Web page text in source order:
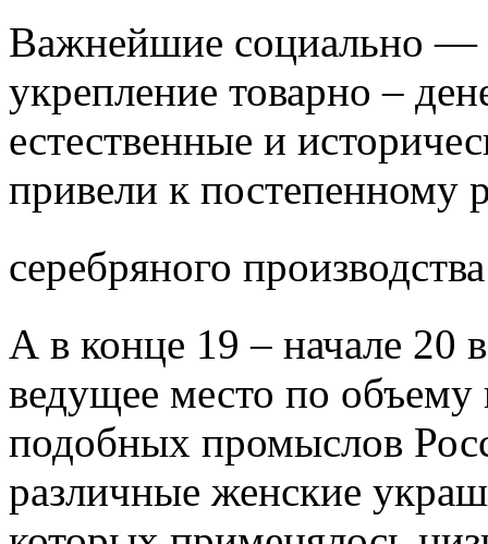
Важнейшие социально —
укрепление товарно –
естественные и
привели к постепенному
серебряного
А в конце 19 – начале 20
ведущее место по объему
подобных промыслов
различные женские